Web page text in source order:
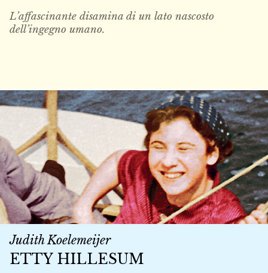
L’affascinante disamina di un lato nascosto
dell’ingegno umano.
Judith Koelemeijer
ETTY HILLESUM